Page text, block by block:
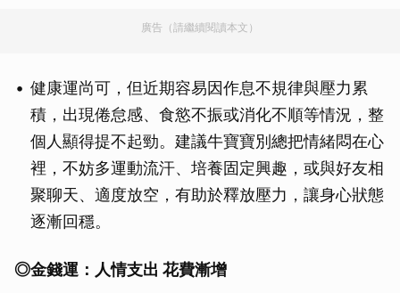
廣告（請繼續閱讀本文）
健康運尚可，但近期容易因作息不規律與壓力累
積，出現倦怠感、食慾不振或消化不順等情況，整
個人顯得提不起勁。建議牛寶寶別總把情緒悶在心
裡，不妨多運動流汗、培養固定興趣，或與好友相
聚聊天、適度放空，有助於釋放壓力，讓身心狀態
逐漸回穩。
◎金錢運：人情支出 花費漸增